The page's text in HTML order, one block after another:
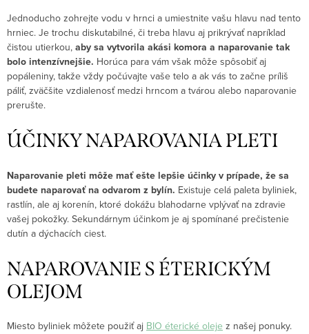
Jednoducho zohrejte vodu v hrnci a umiestnite vašu hlavu nad tento
hrniec. Je trochu diskutabilné, či treba hlavu aj prikrývať napríklad
čistou utierkou, aby sa vytvorila akási komora a naparovanie tak
bolo intenzívnejšie. Horúca para vám však môže spôsobiť aj
popáleniny, takže vždy počúvajte vaše telo a ak vás to začne príliš
páliť, zväčšite vzdialenosť medzi hrncom a tvárou alebo naparovanie
prerušte.
ÚČINKY NAPAROVANIA PLETI
Naparovanie pleti môže mať ešte lepšie účinky v prípade, že sa
budete naparovať na odvarom z bylín. Existuje celá paleta byliniek,
rastlín, ale aj korenín, ktoré dokážu blahodarne vplývať na zdravie
vašej pokožky. Sekundárnym účinkom je aj spomínané prečistenie
dutín a dýchacích ciest.
NAPAROVANIE S ÉTERICKÝM
OLEJOM
Miesto byliniek môžete použiť aj BIO éterické oleje z našej ponuky.